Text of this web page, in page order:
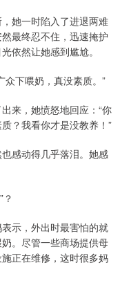
她一时陷入了进退两难
最终忍不住，迅速掩护
依然让她感到尴尬。
众下喂奶，真没素质。”
来，她愤怒地回应：“你
？我看你才是没教养！”
感动得几乎落泪。她感
示，外出时最害怕的就
。尽管一些商场提供母
正在维修，这时很多妈